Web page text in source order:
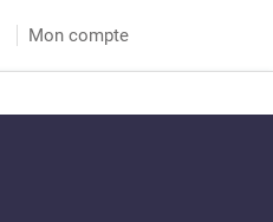
Mon compte